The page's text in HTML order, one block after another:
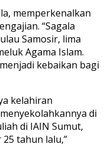
memperkenalkan
“Sagala
Samosir, lima
Agama Islam.
kebaikan bagi
kelahiran
di
di IAIN Sumut,
tahun lalu,”